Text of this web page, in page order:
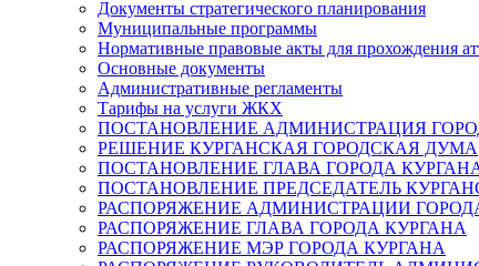
Документы стратегического планирования
Муниципальные программы
Нормативные правовые акты для прохождения
Основные документы
Административные регламенты
Тарифы на услуги ЖКХ
ПОСТАНОВЛЕНИЕ АДМИНИСТРАЦИЯ
РЕШЕНИЕ КУРГАНСКАЯ ГОРОДСКАЯ ДУМА
ПОСТАНОВЛЕНИЕ ГЛАВА ГОРОДА
ПОСТАНОВЛЕНИЕ ПРЕДСЕДАТЕЛЬ
РАСПОРЯЖЕНИЕ АДМИНИСТРАЦИИ
РАСПОРЯЖЕНИЕ ГЛАВА ГОРОДА КУРГАНА
РАСПОРЯЖЕНИЕ МЭР ГОРОДА КУРГАНА